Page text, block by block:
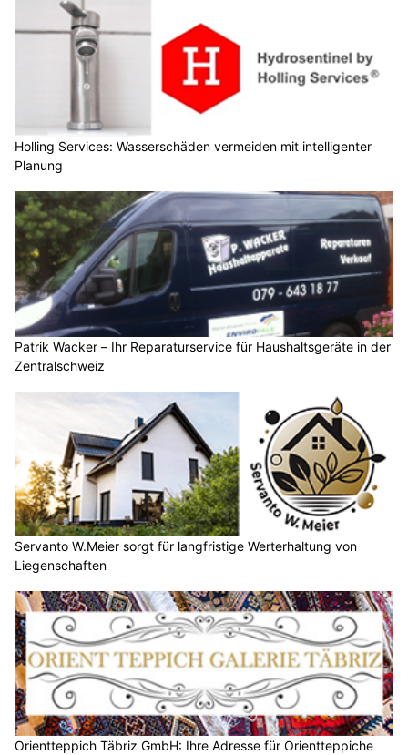
Holling Services: Wasserschäden vermeiden mit intelligenter
Planung
Patrik Wacker – Ihr Reparaturservice für Haushaltsgeräte in der
Zentralschweiz
Servanto W.Meier sorgt für langfristige Werterhaltung von
Liegenschaften
Orientteppich Täbriz GmbH: Ihre Adresse für Orientteppiche